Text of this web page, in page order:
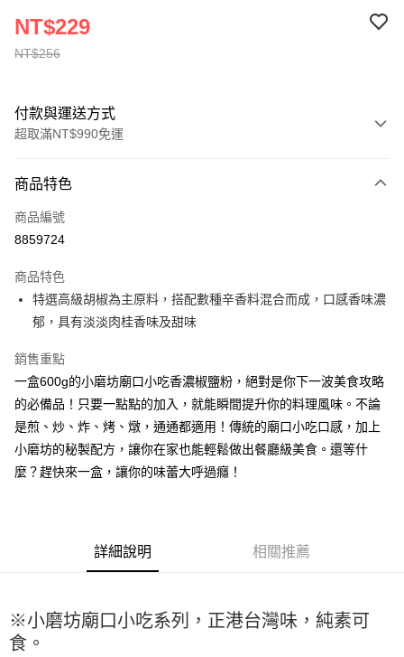
NT$256
NT$229
付款與運送方式
超取滿NT$990免運
信用卡一次付款
超商取貨付款
Apple Pay
街口支付
悠遊付
全盈+PAY
AFTEE先享後付
相關說明
【關於「AFTEE先享後付」】
３．安心：先確認商品／服務後，再付款。
結帳頁面，進行簡訊認證並確認金額後，即可完成結帳。
３．收到繳費通知簡訊後14天內，點擊此簡訊中的連結，可透過四大超商／
全家取貨付款-重量限制含紙箱10kg，請控制商品重量在9~9.5
付款後全家取貨-重量限制含紙箱10kg，請控制商品重量在9~
商品特色
商品編號
8859724
商品特色
特選高級胡椒為主原料，搭配數種辛香料混合而成，口感香味濃
郁，具有淡淡肉桂香味及甜味
銷售重點
一盒600g的小磨坊廟口小吃香濃椒鹽粉，絕對是你下一波美食攻略
的必備品！只要一點點的加入，就能瞬間提升你的料理風味。不論
是煎、炒、炸、烤、燉，通通都適用！傳統的廟口小吃口感，加上
小磨坊的秘製配方，讓你在家也能輕鬆做出餐廳級美食。還等什
麼？趕快來一盒，讓你的味蕾大呼過癮！
詳細說明 相關推薦
※小磨坊廟口小吃系列，正港台灣味，純素可
食。